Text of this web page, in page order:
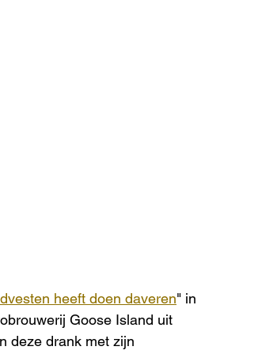
heeft doen daveren" in
Goose Island uit
deze drank met zijn